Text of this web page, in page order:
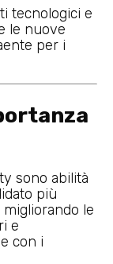
tecnologici e
le nuove
per i
sono abilità
più
le
e
con i